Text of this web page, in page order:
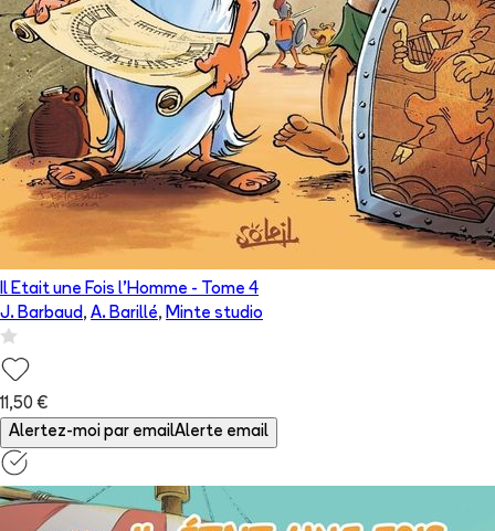
Il Etait une Fois l'Homme - Tome 4
J. Barbaud, A. Barillé, Minte studio
11,50 €
Alertez-moi par emailAlerte email